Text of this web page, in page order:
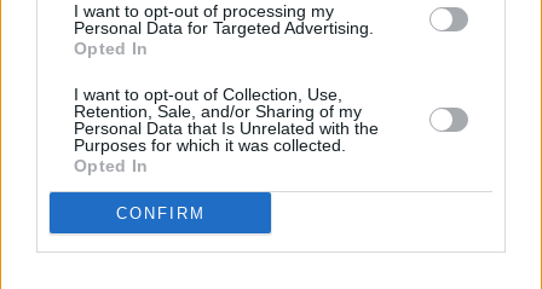
I want to opt-out of processing my
Personal Data for Targeted Advertising.
Opted In
I want to opt-out of Collection, Use,
Retention, Sale, and/or Sharing of my
Personal Data that Is Unrelated with the
Purposes for which it was collected.
Opted In
CONFIRM
Parabola.cz- web o satelitní, terestrické a kabelové televizi, ©
Dovolená u moře•Bazény